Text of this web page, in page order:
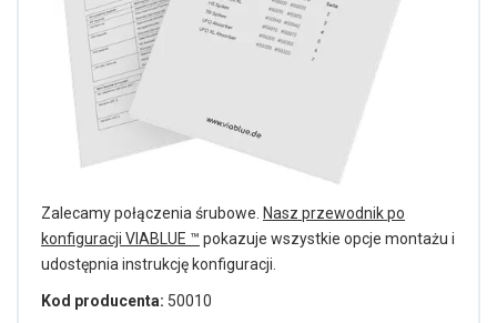
Zalecamy połączenia śrubowe. Nasz przewodnik po
konfiguracji VIABLUE ™ pokazuje wszystkie opcje montażu i
udostępnia instrukcję konfiguracji.
Kod producenta: 50010